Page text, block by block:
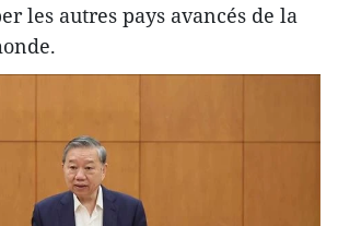
les autres pays avancés de la